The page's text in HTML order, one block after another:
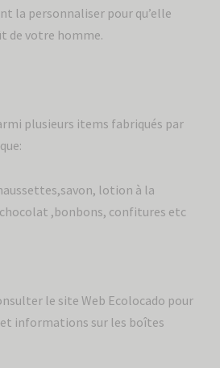
Envoyer
la personnaliser pour qu’elle
de votre homme.
plusieurs items fabriqués par
lotion à la
,bonbons, confitures etc
le site Web Ecolocado pour
informations sur les boîtes